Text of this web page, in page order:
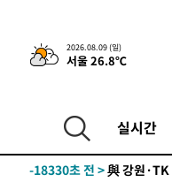
2026.08.09 (일)
서울 26.8℃
실시간
-27428초 전 >네타냐후,
-24024초 전 >이강인
-20366초 전 >
AT마드리
-18996초 전 >
44.40%
-18330초 전 >與 강원